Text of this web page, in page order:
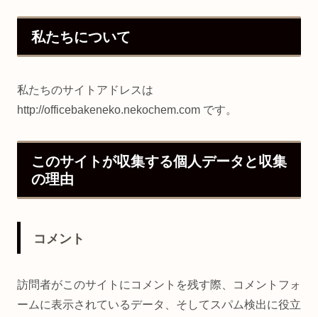
私たちについて
私たちのサイトアドレスは
http://officebakeneko.nekochem.com です。
このサイトが収集する個人データと収集
の理由
コメント
訪問者がこのサイトにコメントを残す際、コメントフォ
ームに表示されているデータ、そしてスパム検出に役立